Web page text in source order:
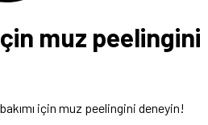
muz peelingini
için muz peelingini deneyin!